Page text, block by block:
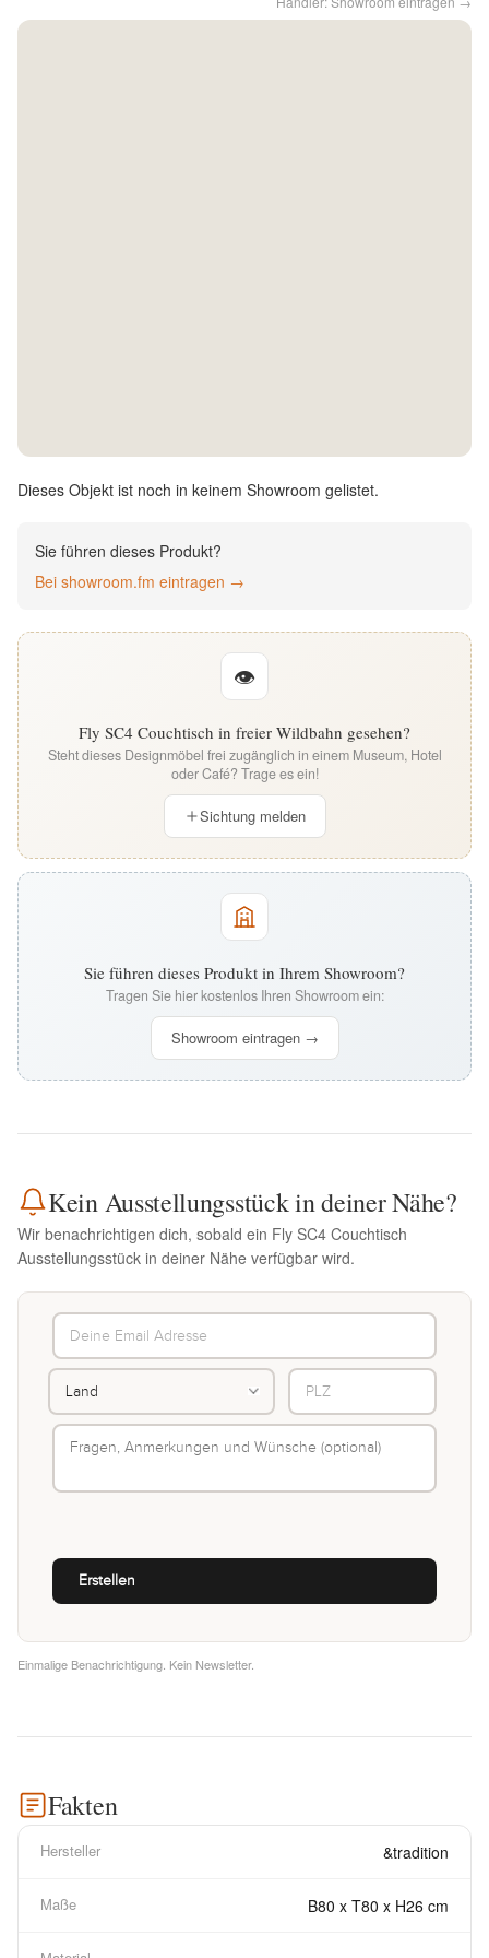
Deutsch
Dieses Objekt ist noch in keinem Showroom gelistet.
Sie führen dieses Produkt?
Bei showroom.fm eintragen →
👁
Fly SC4 Couchtisch in freier Wildbahn gesehen?
Steht dieses Designmöbel frei zugänglich in einem Museum, Hotel
oder Café? Trage es ein!
Sichtung melden
Sie führen dieses Produkt in Ihrem Showroom?
Tragen Sie hier kostenlos Ihren Showroom ein:
Showroom eintragen →
Kein Ausstellungsstück in deiner Nähe?
Wir benachrichtigen dich, sobald ein Fly SC4 Couchtisch
Ausstellungsstück in deiner Nähe verfügbar wird.
Einmalige Benachrichtigung. Kein Newsletter.
Fakten
Hersteller &tradition
Maße B80 x T80 x H26 cm